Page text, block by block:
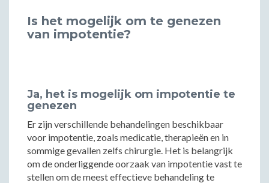
Is het mogelijk om te genezen
van impotentie?
Ja, het is mogelijk om impotentie te
genezen
Er zijn verschillende behandelingen beschikbaar
voor impotentie, zoals medicatie, therapieën en in
sommige gevallen zelfs chirurgie. Het is belangrijk
om de onderliggende oorzaak van impotentie vast te
stellen om de meest effectieve behandeling te